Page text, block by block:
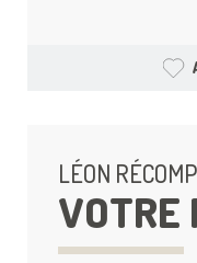
LÉON
VOTRE